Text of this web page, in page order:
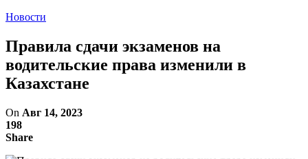
Новости
Правила сдачи экзаменов на
водительские права изменили в
Казахстане
On Авг 14, 2023
198
Share